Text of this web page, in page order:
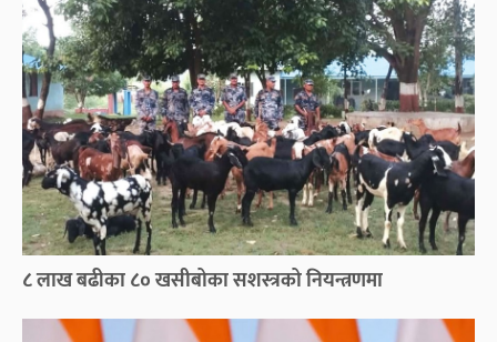
८ लाख बढीका ८० खसीबोका सशस्त्रको नियन्त्रणमा